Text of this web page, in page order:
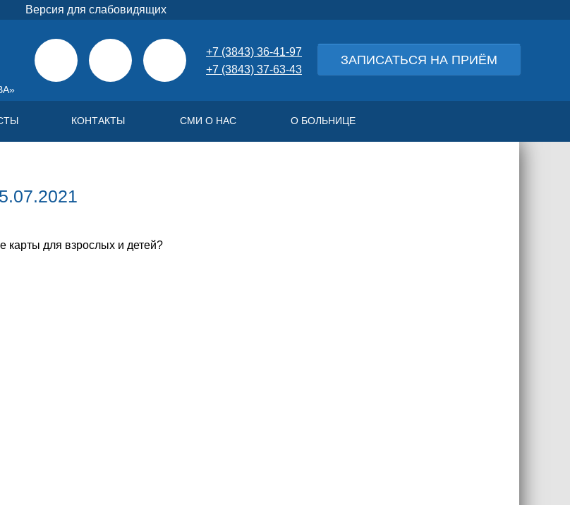
Версия для слабовидящих
+7 (3843) 36-41-97
+7 (3843) 37-63-43
ЗАПИСАТЬСЯ НА ПРИЁМ
КОНТАКТЫ СМИ О НАС О БОЛЬНИЦЕ
карты для взрослых и детей?